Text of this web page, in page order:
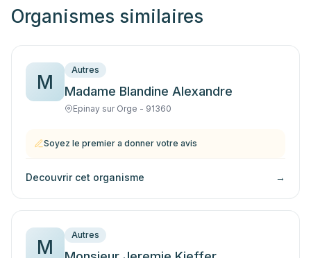
Organismes similaires
M
Autres
Madame Blandine Alexandre
Epinay sur Orge - 91360
Soyez le premier a donner votre avis
Decouvrir cet organisme →
M
Autres